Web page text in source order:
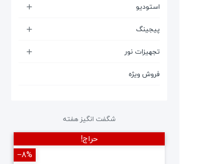
استودیو 
پیجینگ 
تجهیزات نور 
فروش ویژه
شگفت انگیز هفته
حراج!
‎−8%